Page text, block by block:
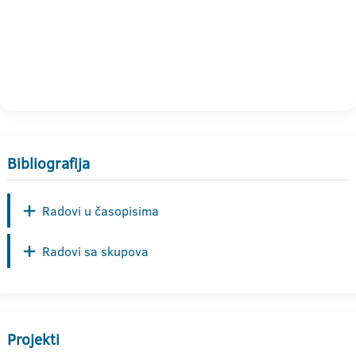
Bibliografija
Radovi u časopisima
Radovi sa skupova
Projekti